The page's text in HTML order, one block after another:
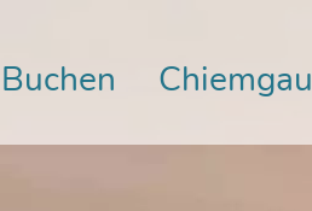
Chiemgau